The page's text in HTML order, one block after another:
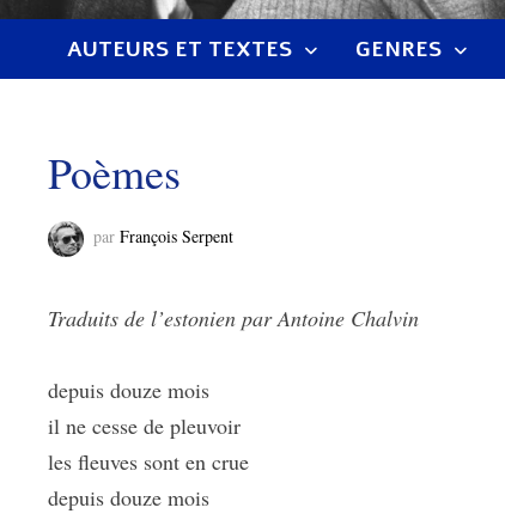
AUTEURS ET TEXTES GENRES
Poèmes
parFrançois Serpent
Traduits de l’estonien par Antoine Chalvin
depuis douze mois
il ne cesse de pleuvoir
les fleuves sont en crue
depuis douze mois